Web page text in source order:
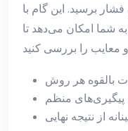
برسید. این گام با
شما امکان می‌دهد تا
بالقوه هر روش
پیگیری‌های منظم
از نتیجه نهایی